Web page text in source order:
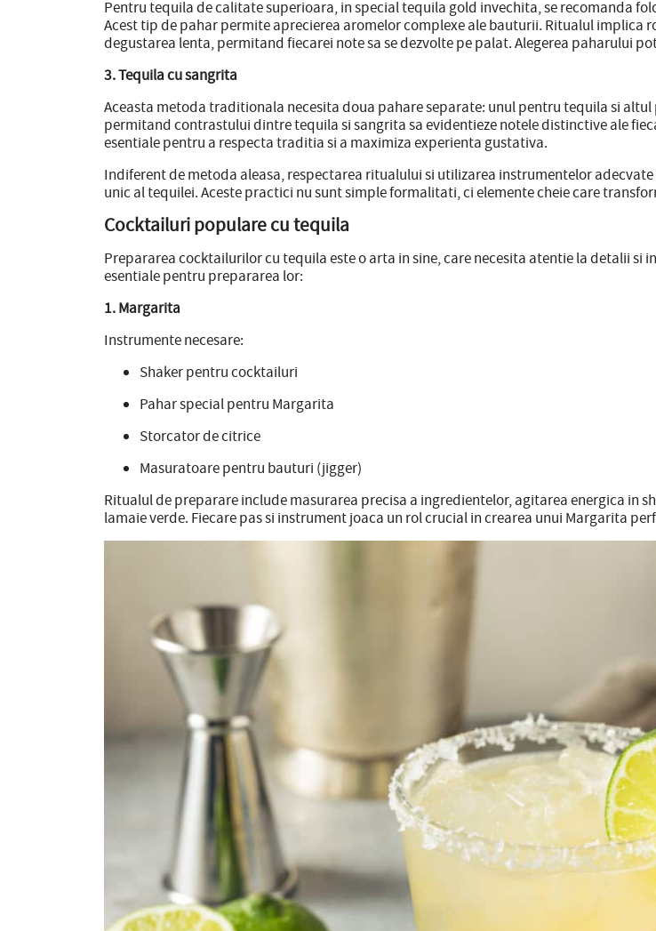
Pentru tequila de calitate superioara, in special tequila gold invechita, se recomanda
Acest tip de pahar permite aprecierea aromelor complexe ale bauturii. Ritualul implica
degustarea lenta, permitand fiecarei note sa se dezvolte pe palat. Alegerea paharului
3. Tequila cu sangrita
Aceasta metoda traditionala necesita doua pahare separate: unul pentru tequila si
permitand contrastului dintre tequila si sangrita sa evidentieze notele distinctive ale
esentiale pentru a respecta traditia si a maximiza experienta gustativa.
Indiferent de metoda aleasa, respectarea ritualului si utilizarea instrumentelor
unic al tequilei. Aceste practici nu sunt simple formalitati, ci elemente cheie care
Cocktailuri populare cu tequila
Prepararea cocktailurilor cu tequila este o arta in sine, care necesita atentie la detalii
esentiale pentru prepararea lor:
1. Margarita
Instrumente necesare:
Shaker pentru cocktailuri
Pahar special pentru Margarita
Storcator de citrice
Masuratoare pentru bauturi (jigger)
Ritualul de preparare include masurarea precisa a ingredientelor, agitarea energica in
lamaie verde. Fiecare pas si instrument joaca un rol crucial in crearea unui Margarita